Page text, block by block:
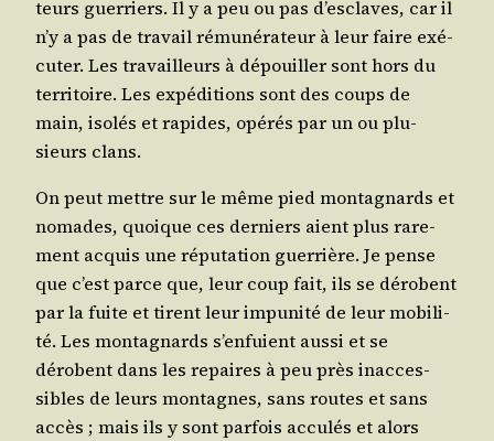
teurs guer­riers. Il y a peu ou pas d’es­claves, car il
n’y a pas de tra­vail rému­né­ra­teur à leur faire exé­
cu­ter. Les tra­vailleurs à dépouiller sont hors du
ter­ri­toire. Les expé­di­tions sont des coups de
main, iso­lés et rapides, opé­rés par un ou plu­
sieurs clans.
On peut mettre sur le même pied mon­ta­gnards et
nomades, quoique ces der­niers aient plus rare­
ment acquis une répu­ta­tion guer­rière. Je pense
que c’est parce que, leur coup fait, ils se dérobent
par la fuite et tirent leur impu­ni­té de leur mobi­li­
té. Les mon­ta­gnards s’en­fuient aus­si et se
dérobent dans les repaires à peu près inac­ces­
sibles de leurs mon­tagnes, sans routes et sans
accès ; mais ils y sont par­fois accu­lés et alors